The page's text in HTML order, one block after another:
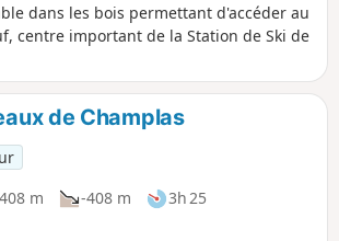
dans les bois permettant d'accéder au
centre important de la Station de Ski de
de Champlas
m -408 m
3h 25